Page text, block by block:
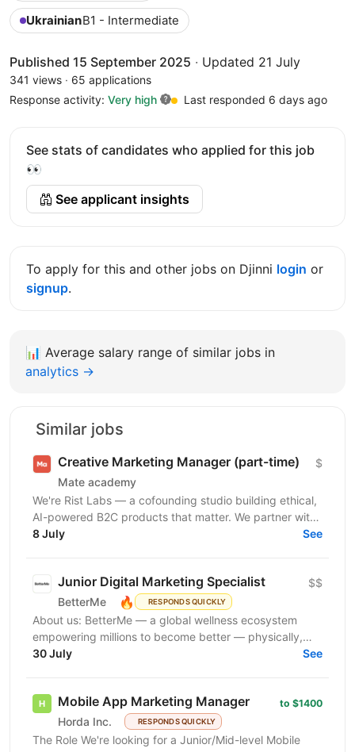
UkrainianB1 - Intermediate
Published 15 September 2025 · Updated 21 July
341 views · 65 applications
Response activity: Very high Last responded 6 days ago
See stats of candidates who applied for this job
👀
See applicant insights
To apply for this and other jobs on Djinni login or
signup.
📊 Average salary range of similar jobs in
analytics →
Similar jobs
Creative Marketing Manager (part-time)
Mate academy
$
We're Rist Labs — a cofounding studio building ethical,
AI-powered B2C products that matter. We partner with
sharp founders and top talent to launch...
8 July See
Junior Digital Marketing Specialist
BetterMe 🔥 RESPONDS QUICKLY
$$
About us: BetterMe — a global wellness ecosystem
empowering millions to become better — physically,
mentally, and emotionally. We build what makes
30 July See
Mobile App Marketing Manager
Horda Inc. RESPONDS QUICKLY
to $1400
The Role We're looking for a Junior/Mid-level Mobile